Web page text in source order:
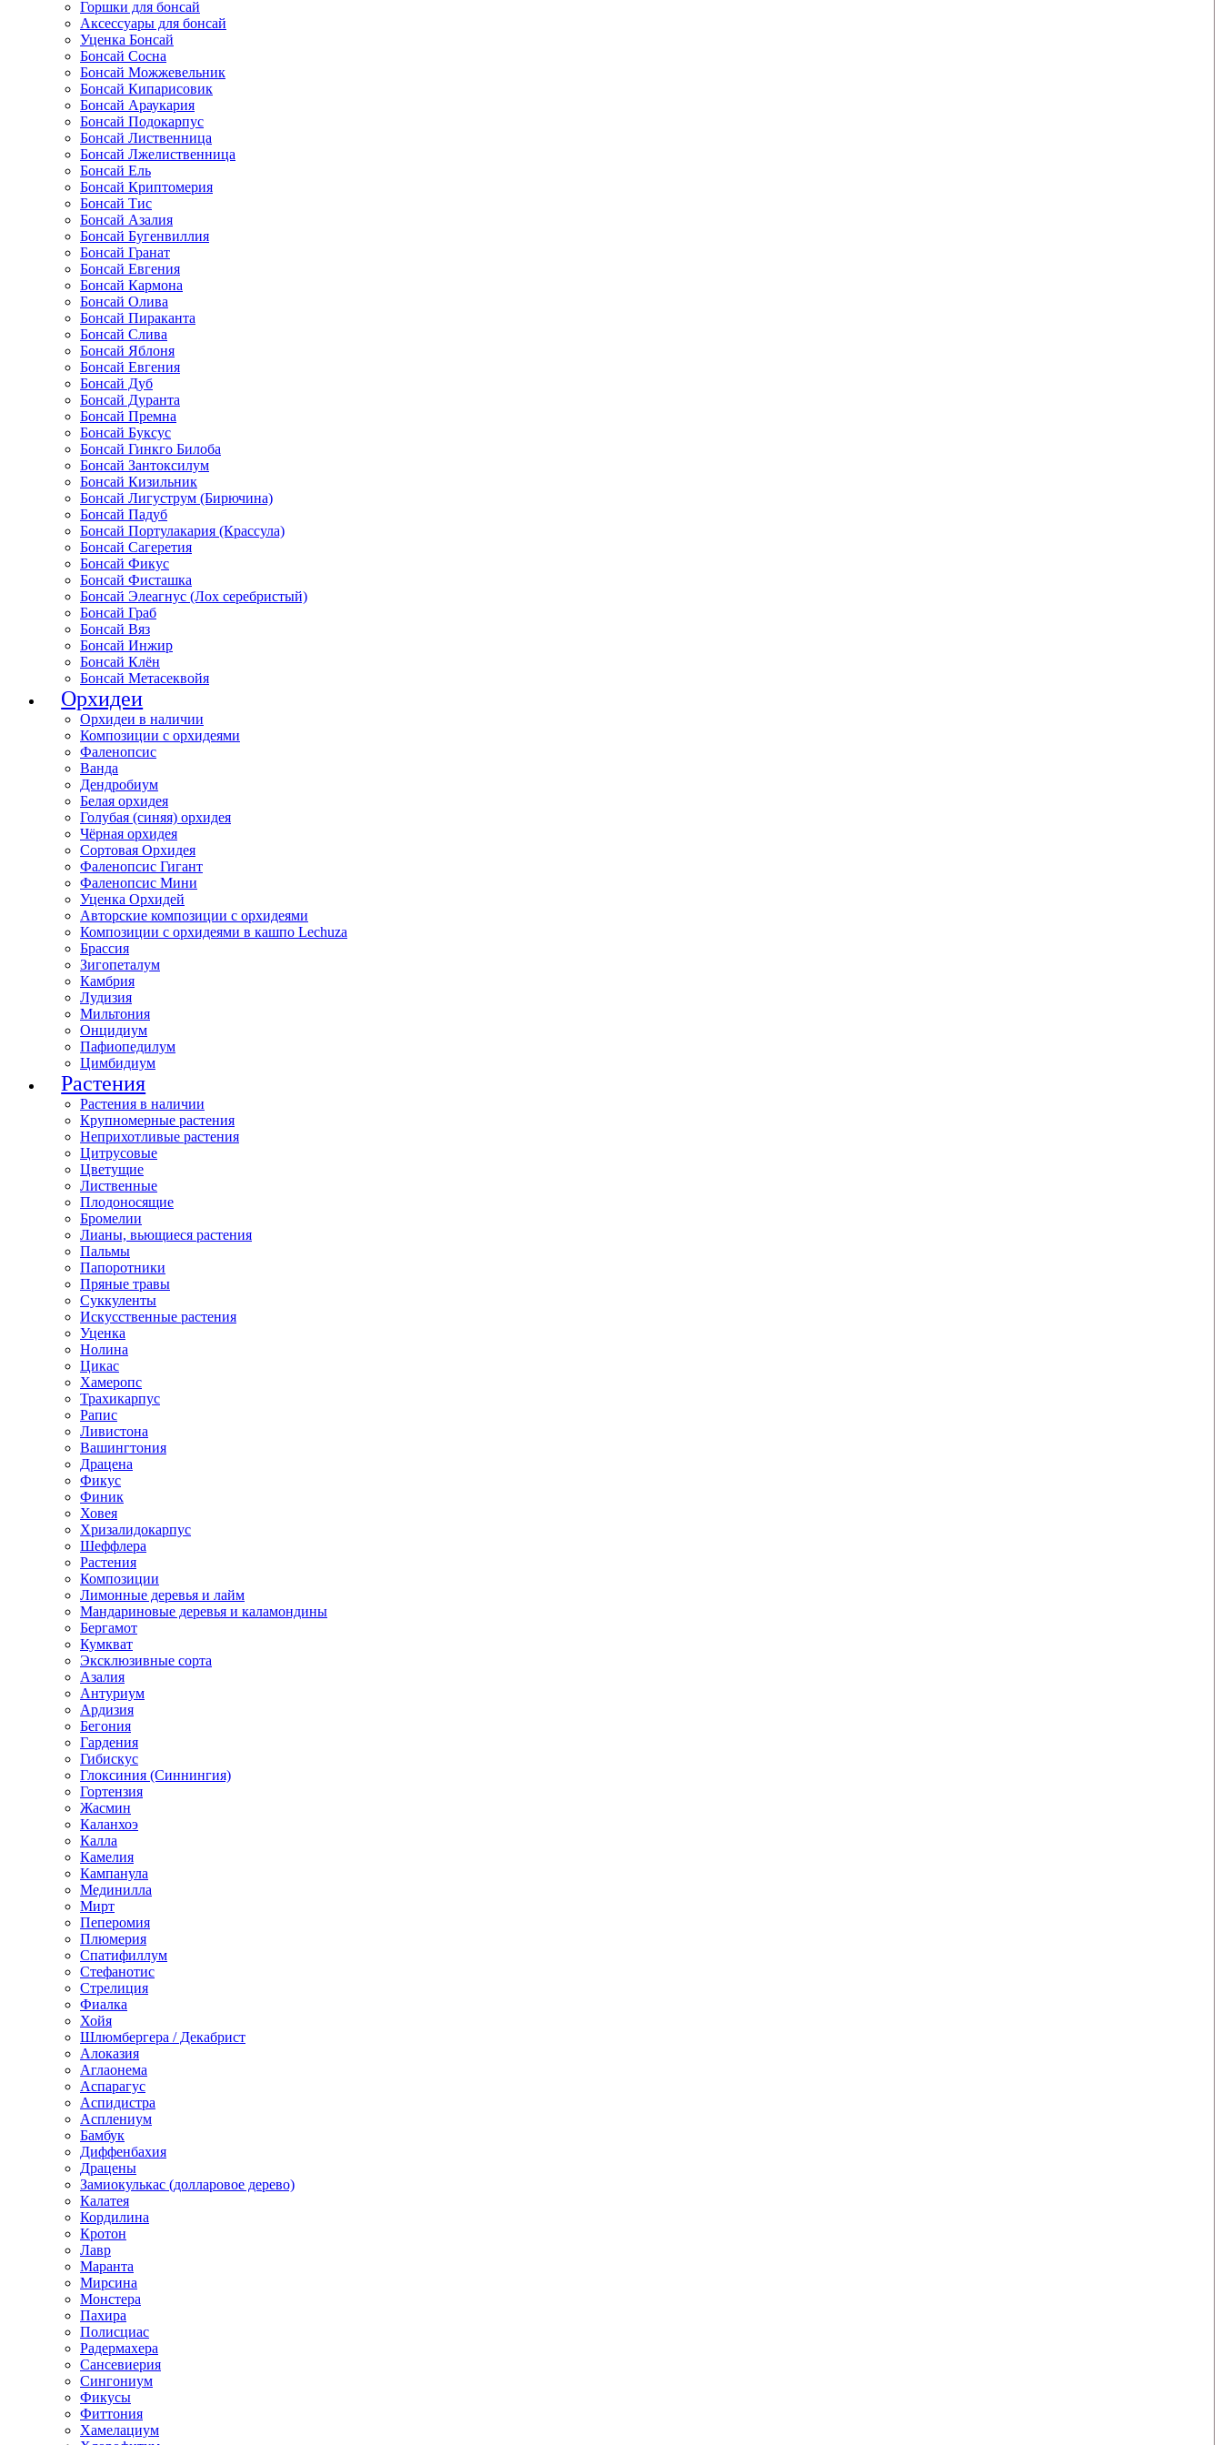
Горшки для бонсай
Аксессуары для бонсай
Уценка Бонсай
Бонсай Сосна
Бонсай Можжевельник
Бонсай Кипарисовик
Бонсай Араукария
Бонсай Подокарпус
Бонсай Лиственница
Бонсай Лжелиственница
Бонсай Ель
Бонсай Криптомерия
Бонсай Тис
Бонсай Азалия
Бонсай Бугенвиллия
Бонсай Гранат
Бонсай Евгения
Бонсай Кармона
Бонсай Олива
Бонсай Пираканта
Бонсай Слива
Бонсай Яблоня
Бонсай Евгения
Бонсай Дуб
Бонсай Дуранта
Бонсай Премна
Бонсай Буксус
Бонсай Гинкго Билоба
Бонсай Зантоксилум
Бонсай Кизильник
Бонсай Лигуструм (Бирючина)
Бонсай Падуб
Бонсай Портулакария (Крассула)
Бонсай Сагеретия
Бонсай Фикус
Бонсай Фисташка
Бонсай Элеагнус (Лох серебристый)
Бонсай Граб
Бонсай Вяз
Бонсай Инжир
Бонсай Клён
Бонсай Метасеквойя
Орхидеи
Орхидеи в наличии
Композиции с орхидеями
Фаленопсис
Ванда
Дендробиум
Белая орхидея
Голубая (синяя) орхидея
Чёрная орхидея
Сортовая Орхидея
Фаленопсис Гигант
Фаленопсис Мини
Уценка Орхидей
Авторские композиции с орхидеями
Композиции с орхидеями в кашпо Lechuza
Брассия
Зигопеталум
Камбрия
Лудизия
Мильтония
Онцидиум
Пафиопедилум
Цимбидиум
Растения
Растения в наличии
Крупномерные растения
Неприхотливые растения
Цитрусовые
Цветущие
Лиственные
Плодоносящие
Бромелии
Лианы, вьющиеся растения
Пальмы
Папоротники
Пряные травы
Суккуленты
Искусственные растения
Уценка
Нолина
Цикас
Хамеропс
Трахикарпус
Рапис
Ливистона
Вашингтония
Драцена
Фикус
Финик
Ховея
Хризалидокарпус
Шеффлера
Растения
Композиции
Лимонные деревья и лайм
Мандариновые деревья и каламондины
Бергамот
Кумкват
Эксклюзивные сорта
Азалия
Антуриум
Ардизия
Бегония
Гардения
Гибискус
Глоксиния (Синнингия)
Гортензия
Жасмин
Каланхоэ
Калла
Камелия
Кампанула
Мединилла
Мирт
Пеперомия
Плюмерия
Спатифиллум
Стефанотис
Стрелиция
Фиалка
Хойя
Шлюмбергера / Декабрист
Алоказия
Аглаонема
Аспарагус
Аспидистра
Асплениум
Бамбук
Диффенбахия
Драцены
Замиокулькас (долларовое дерево)
Калатея
Кордилина
Кротон
Лавр
Маранта
Мирсина
Монстера
Пахира
Полисциас
Радермахера
Сансевиерия
Сингониум
Фикусы
Фиттония
Хамелациум